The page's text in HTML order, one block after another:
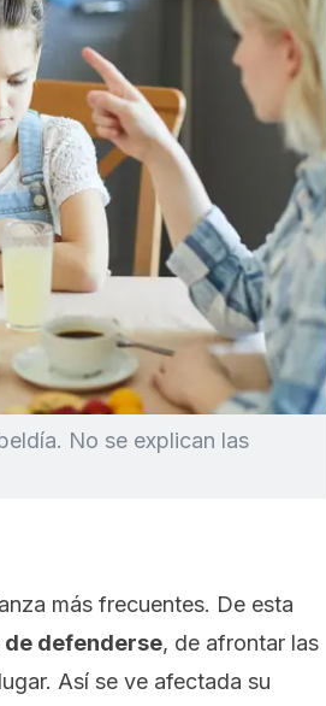
No se explican las
más frecuentes. De esta
de defenderse, de afrontar las
Así se ve afectada su